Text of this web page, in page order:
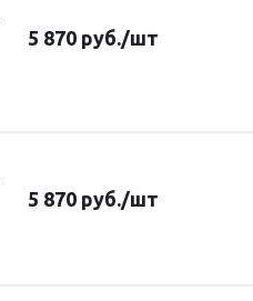
5 870 руб./шт
5 870 руб./шт